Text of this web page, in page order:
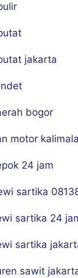
jakarta
bogor
motor
24 jam
sartika
sartika 24
sartika
sawit